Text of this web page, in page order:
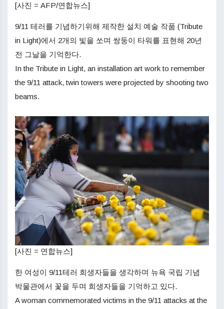
[사진 = AFP/연합뉴스]
9/11 테러를 기념하기위해 제작한 설치 예술 작품 (Tribute
in Light)에서 2개의 빛을 쏘며 쌍둥이 타워를 표현해 20년
전 그날을 기억한다.
In the Tribute in Light, an installation art work to remember
the 9/11 attack, twin towers were projected by shooting two
beams.
[사진 = 연합뉴스]
한 여성이 9/11테러 희생자들을 생각하며 뉴욕 국립 기념
박물관에서 꽃을 두며 희생자들을 기억하고 있다.
A woman commemorated victims in the 9/11 attacks at the